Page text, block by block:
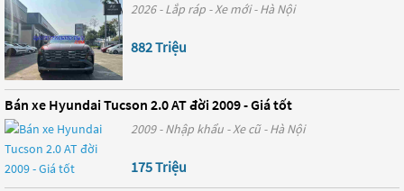
2026 - Lắp ráp - Xe mới - Hà Nội
882 Triệu
Bán xe Hyundai Tucson 2.0 AT đời 2009 - Giá tốt
2009 - Nhập khẩu - Xe cũ - Hà Nội
175 Triệu